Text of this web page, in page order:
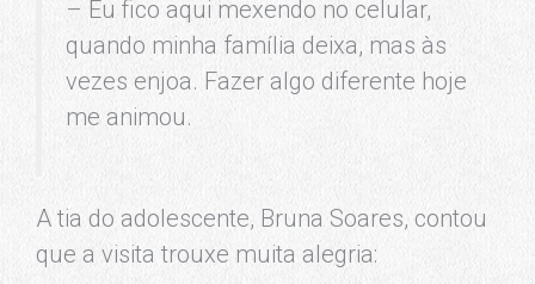
– Eu fico aqui mexendo no celular,
quando minha família deixa, mas às
vezes enjoa. Fazer algo diferente hoje
me animou.
A tia do adolescente, Bruna Soares, contou
que a visita trouxe muita alegria: